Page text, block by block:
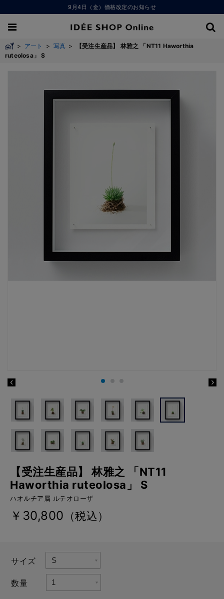
9月4日（金）価格改定のお知らせ
> アート > 写真 >
【受注生産品】 林雅之 「NT11 Haworthia
ruteolosa」 S
【受注生産品】 林雅之 「NT11
Haworthia ruteolosa」 S
ハオルチア属 ルテオローザ
￥30,800 （税込）
サイズ
数量